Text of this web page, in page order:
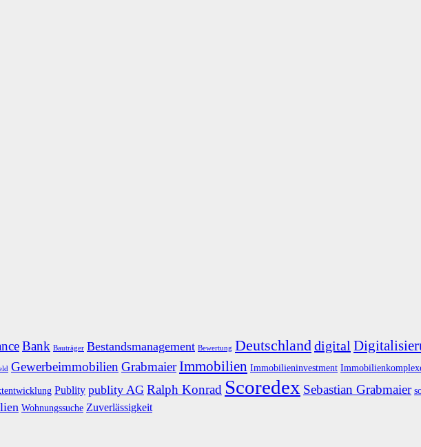
Bank Bauträger Bestandsmanagement Bewertung Deutschlanddigital
Gewerbeimmobilien GrabmaierImmobilien Immobilieninvestment
Publity publity AG Ralph Konrad Scoredex Sebastian Grabmaier
Wohnungssuche Zuverlässigkeit